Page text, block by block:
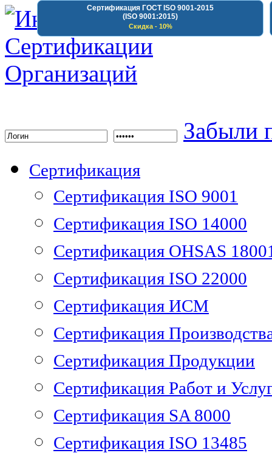
Сертификация ГОСТ ISO 9001-2015
(ISO 9001:2015)
Скидка - 10%
Забыли
Сертификация
Сертификация ISO 9001
Сертификация ISO 14000
Сертификация OHSAS
Сертификация ISO 22000
Сертификация ИСМ
Сертификация
Сертификация Продукции
Сертификация Работ и
Сертификация SA 8000
Сертификация ISO 13485